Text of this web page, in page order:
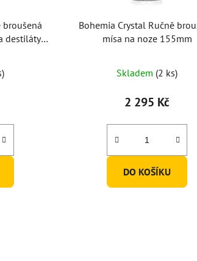
broušená
destiláty
Bohemia Crystal Ručně
mísa na noze 155mm
Skladem (2 ks)
2 295 Kč
DO KOŠÍKU